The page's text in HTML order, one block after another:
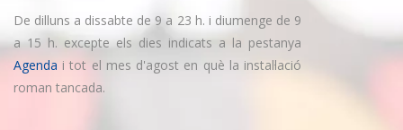
De dilluns a dissabte de 9 a 23 h. i diumenge de 9
a 15 h. excepte els dies indicats a la pestanya
Agenda i tot el mes d'agost en què la instal·lació
roman tancada.